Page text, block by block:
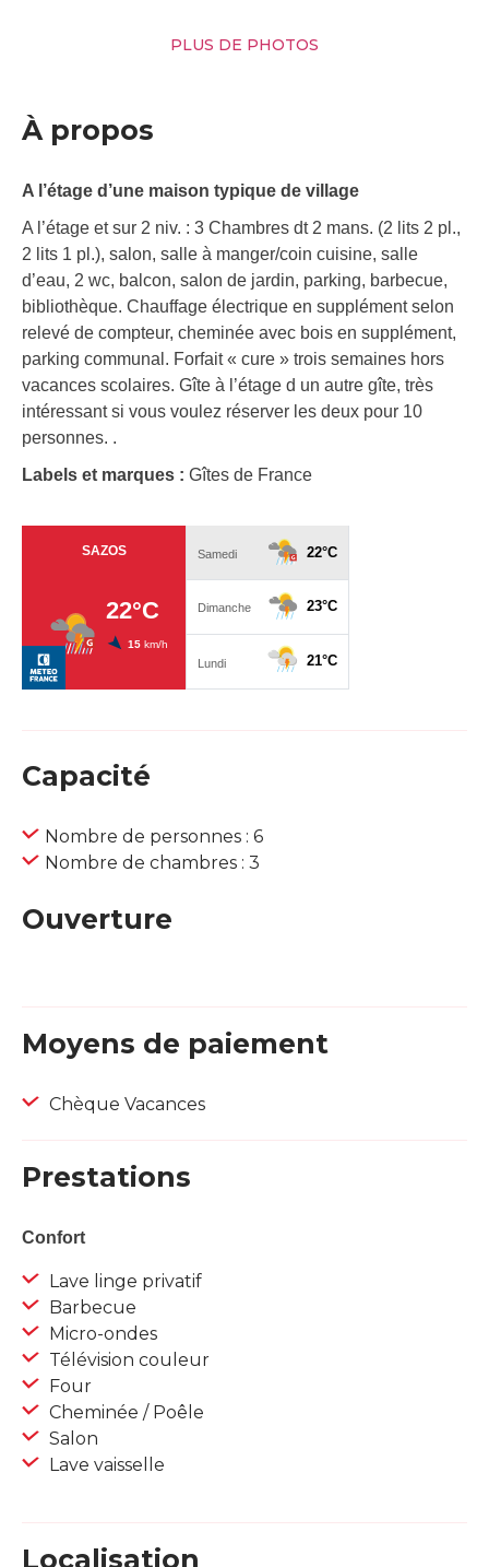
PLUS DE PHOTOS
À propos
A l’étage d’une maison typique de village
A l’étage et sur 2 niv. : 3 Chambres dt 2 mans. (2 lits 2 pl.,
2 lits 1 pl.), salon, salle à manger/coin cuisine, salle
d’eau, 2 wc, balcon, salon de jardin, parking, barbecue,
bibliothèque. Chauffage électrique en supplément selon
relevé de compteur, cheminée avec bois en supplément,
parking communal. Forfait « cure » trois semaines hors
vacances scolaires. Gîte à l’étage d un autre gîte, très
intéressant si vous voulez réserver les deux pour 10
personnes. .
Labels et marques : Gîtes de France
Capacité
Nombre de personnes : 6
Nombre de chambres : 3
Ouverture
Moyens de paiement
Chèque Vacances
Prestations
Confort
Lave linge privatif
Barbecue
Micro-ondes
Télévision couleur
Four
Cheminée / Poêle
Salon
Lave vaisselle
Localisation